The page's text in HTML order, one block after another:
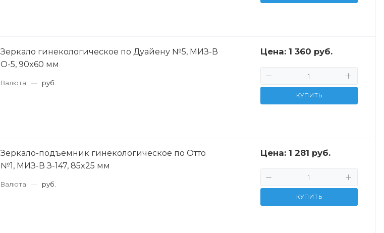
Зеркало гинекологическое по Дуайену №5, МИЗ-В
О-5, 90x60 мм
Валюта — руб.
Цена: 1 360 руб.
КУПИТЬ
Зеркало-подъемник гинекологическое по Отто
№1, МИЗ-В З-147, 85x25 мм
Валюта — руб.
Цена: 1 281 руб.
КУПИТЬ